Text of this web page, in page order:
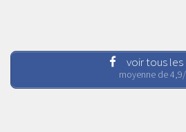
voir tous les
moyenne de